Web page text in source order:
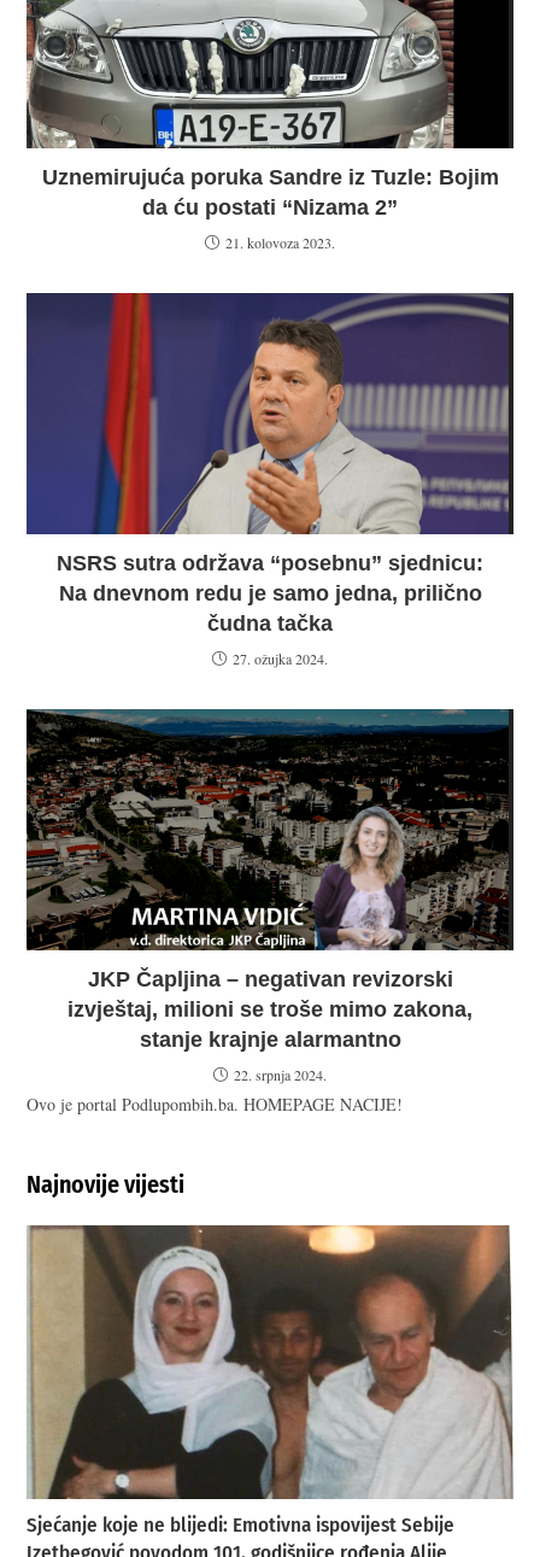
Uznemirujuća poruka Sandre iz Tuzle: Bojim
da ću postati “Nizama 2”
21. kolovoza 2023.
NSRS sutra održava “posebnu” sjednicu:
Na dnevnom redu je samo jedna, prilično
čudna tačka
27. ožujka 2024.
JKP Čapljina – negativan revizorski
izvještaj, milioni se troše mimo zakona,
stanje krajnje alarmantno
22. srpnja 2024.
Ovo je portal Podlupombih.ba. HOMEPAGE NACIJE!
Najnovije vijesti
Sjećanje koje ne blijedi: Emotivna ispovijest Sebije